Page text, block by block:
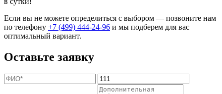
Если вы не можете определиться с выбором — позвоните нам
по телефону +7 (499) 444-24-96 и мы подберем для вас
оптимальный вариант.
Оставьте заявку